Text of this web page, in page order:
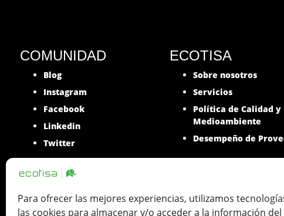
Para ofrecer las mejores experiencias, utilizamos
las cookies para almacenar y/o acceder a la información del
COMUNIDAD
Blog
Instagram
Facebook
Linkedin
Twitter
ECOTISA
Sobre nosotros
Servicios
Política de Calidad y
Medioambiente
Desempeño de